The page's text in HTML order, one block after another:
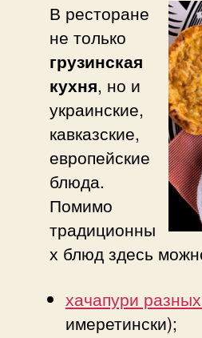
В ресторане
не только
грузинская
кухня, но и
украинские,
кавказские,
европейские
блюда.
Помимо
традиционны
х блюд здесь
хачапури
имеретински);